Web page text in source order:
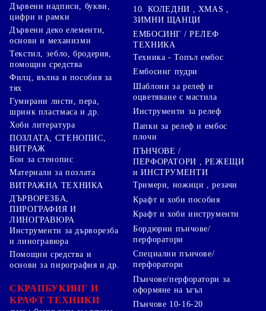
Дървени надписи, букви,
цифри и рамки
Дървени деко елементи,
основи и механизми
Текстил, зебло, бродерия,
помощни средства
Филц, вълна и пособия за
тях
Гумирани листи, пера,
шринк пластмаса и др.
Хоби литература
ПОЗЛАТА, СТЕНОПИС,
ВИТРАЖ
Бои за стенопис
Материали за позлата
ВИТРАЖНА ТЕХНИКА
ДЪРВОРЕЗБА,
ПИРОГРАФИЯ И
ЛИНОГРАВЮРА
Инструменти за дърворезба
и линогравюра
Помощни средства и
основи за пирография и др.
СКРАПБУКИНГ И
КРАФТ ТЕХНИКИ
10. КОЛЕДНИ , XMAS ,
ЗИМНИ ЩАНЦИ
ЕМБОСИНГ / РЕЛЕФ
ТЕХНИКА
Техника - Топъл ембос
Ембосинг пудри
Шаблони за релеф и
оцветяване с мастила
Инструменти за релеф
Папки за релеф и ембос
плочи
ПЪНЧОВЕ /
ПЕРФОРАТОРИ , РЕЖЕЩИ
и ИНСТРУМЕНТИ
Тримери, ножици , резачи
Крафт и хоби пособия
Крафт и хоби инструменти
Бордюрни пънчове/
перфоратори
Специални пънчове/
перфоратори
Пънчове/перфоратори за
оформяне на ъгъл
Пънчове 10-16-20